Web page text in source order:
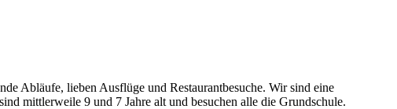
Abläufe, lieben Ausflüge und Restaurantbesuche. Wir sind eine
mittlerweile 9 und 7 Jahre alt und besuchen alle die Grundschule.